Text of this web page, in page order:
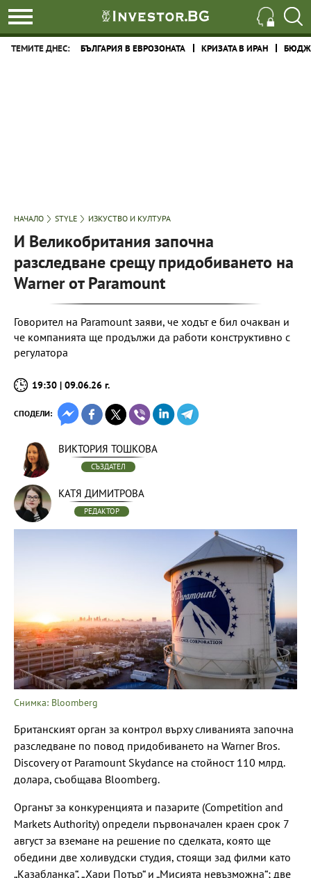
ТЕМИТЕ ДНЕС: БЪЛГАРИЯ В ЕВРОЗОНАТА КРИЗАТА В ИРАН
НАЧАЛО STYLE ИЗКУСТВО И КУЛТУРА
И Великобритания започна
разследване срещу придобиването на
Warner от Paramount
Говорител на Paramount заяви, че ходът е бил очакван и
че компанията ще продължи да работи конструктивно с
регулатора
19:30 | 09.06.26 г.
СПОДЕЛИ:
ВИКТОРИЯ ТОШКОВА
СЪЗДАТЕЛ
КАТЯ ДИМИТРОВА
РЕДАКТОР
Снимка: Bloomberg
Британският орган за контрол върху сливанията започна
разследване по повод придобиването на Warner Bros.
Discovery от Paramount Skydance на стойност 110 млрд.
долара, съобщава Bloomberg.
Органът за конкуренцията и пазарите (Competition and
Markets Authority) определи първоначален краен срок 7
август за вземане на решение по сделката, която ще
обедини две холивудски студия, стоящи зад филми като
„Казабланка“, „Хари Потър“ и „Мисията невъзможна“; две